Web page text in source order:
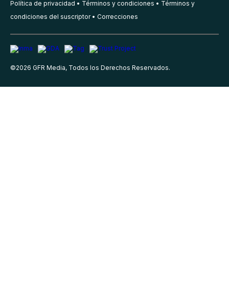
Política de privacidad Términos y condiciones
Términos y
condiciones del suscriptor
Correcciones
©2026 GFR Media, Todos los Derechos Reservados.